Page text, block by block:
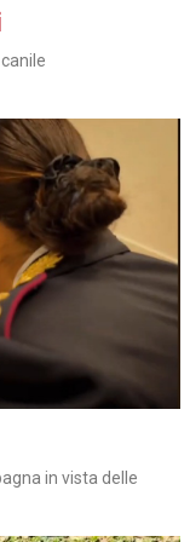
in vista delle